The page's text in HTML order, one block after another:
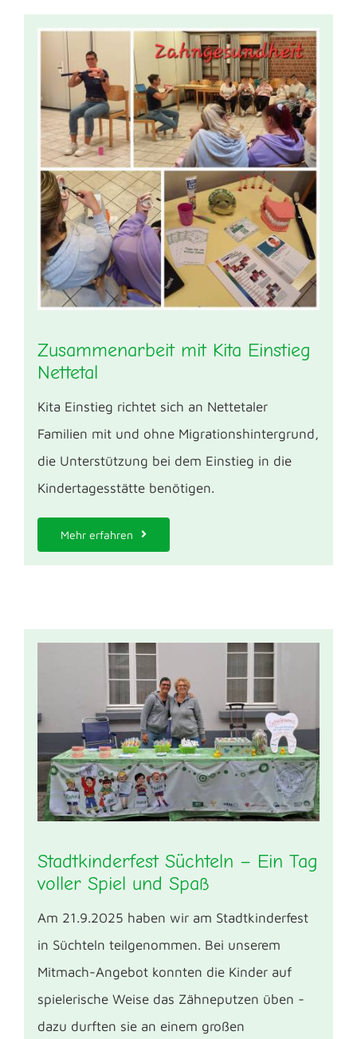
Zusammenarbeit mit Kita Einstieg
Nettetal
Kita Einstieg richtet sich an Nettetaler
Familien mit und ohne Migrationshintergrund,
die Unterstützung bei dem Einstieg in die
Kindertagesstätte benötigen.
Mehr erfahren
Stadtkinderfest Süchteln – Ein Tag
voller Spiel und Spaß
Am 21.9.2025 haben wir am Stadtkinderfest
in Süchteln teilgenommen. Bei unserem
Mitmach-Angebot konnten die Kinder auf
spielerische Weise das Zähneputzen üben -
dazu durften sie an einem großen